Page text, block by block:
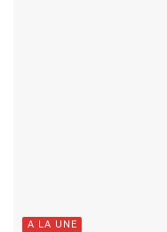
A LA UNE